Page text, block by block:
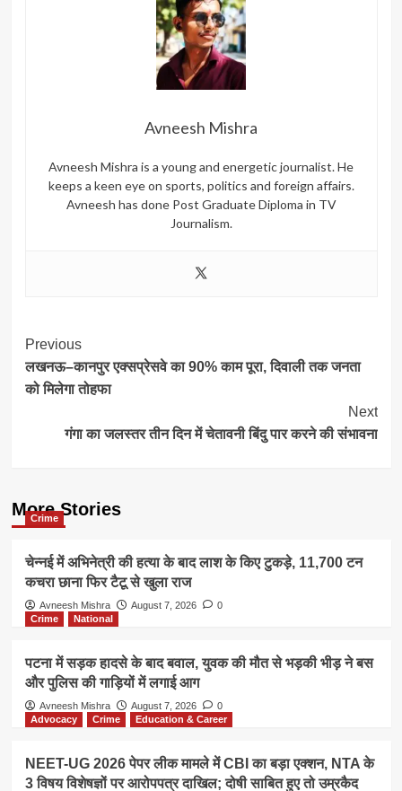
Avneesh Mishra
Avneesh Mishra is a young and energetic journalist. He
keeps a keen eye on sports, politics and foreign affairs.
Avneesh has done Post Graduate Diploma in TV
Journalism.
Post
Navigation
Previous
लखनऊ–कानपुर एक्सप्रेसवे का 90% काम पूरा, दिवाली तक जनता
को मिलेगा तोहफा
Next
गंगा का जलस्तर तीन दिन में चेतावनी बिंदु पार करने की संभावना
More Stories
Crime
चेन्नई में अभिनेत्री की हत्या के बाद लाश के किए टुकड़े, 11,700 टन
कचरा छाना फिर टैटू से खुला राज
Avneesh Mishra August 7, 2026
0
Crime
National
पटना में सड़क हादसे के बाद बवाल, युवक की मौत से भड़की भीड़ ने बस
और पुलिस की गाड़ियों में लगाई आग
Avneesh Mishra August 7, 2026
0
Advocacy
Crime Education & Career
NEET-UG 2026 पेपर लीक मामले में CBI का बड़ा एक्शन, NTA के
3 विषय विशेषज्ञों पर आरोपपत्र दाखिल; दोषी साबित हुए तो उम्रकैद